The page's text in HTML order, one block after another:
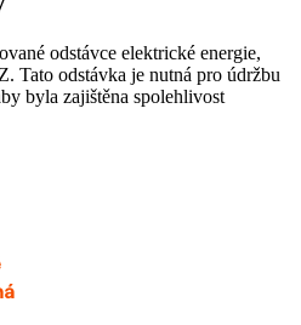
odstávce elektrické energie,
Tato odstávka je nutná pro údržbu
byla zajištěna spolehlivost